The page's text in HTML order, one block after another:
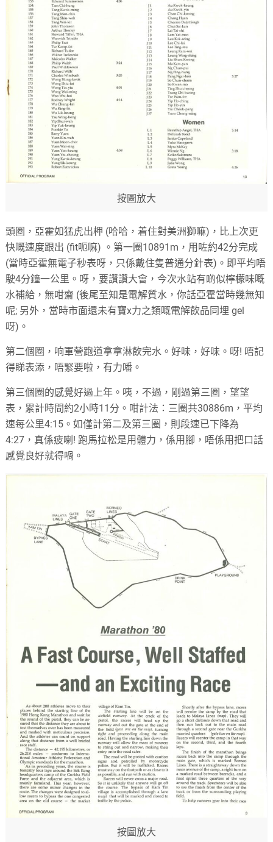
按圖放大
頭圈，亞霍如猛虎出柙 (哈哈，着住對美洲獅嘛)，比上次更
快嘅速度跟出 (fit呃嘛) 。第一圈10891m，用咗約42分完成
(當時亞霍無電子秒表呀，只係戴住隻普通分針表)。即平均唔
駛4分鐘一公里。呀，要讚讚大會，今次水站有啲似檸檬味嘅
水補給，無咁齋 (後尾至知是電解質水，你話亞霍當時幾無知
呢; 另外，當時市面還未有寶x力之類嘅電解飲品同埋 gel
呀)。
第二個圈，响軍營跑道拿拿淋飲完水。好味，好味。呀! 唔記
得睇表添，唔緊要啦，有力噃。
第三個圈的感覺好過上年。咦，不過，剛過第三圈，望望
表，累計時間約2小時11分。咁計法：三圈共30886m，平均
速每公里4:15。如僅計第二及第三圈，則段速已下降為
4:27，真係疲喇! 跑馬拉松是用體力，係用腳，唔係用把口話
感覺良好就得喎。
按圖放大